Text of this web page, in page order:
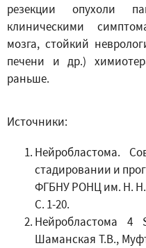
резекции опухоли
клиническими
мозга, стойкий
печени и др.)
раньше.
Источники:
Нейробластома.
стадировании и
ФГБНУ РОНЦ им. Н. Н.
С. 1-20.
Нейробластома
Шаманская Т.В.,